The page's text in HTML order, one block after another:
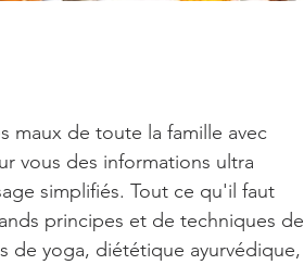
maux de toute la famille avec
vous des informations ultra
simplifiés. Tout ce qu'il faut
principes et de techniques de
de yoga, diététique ayurvédique,